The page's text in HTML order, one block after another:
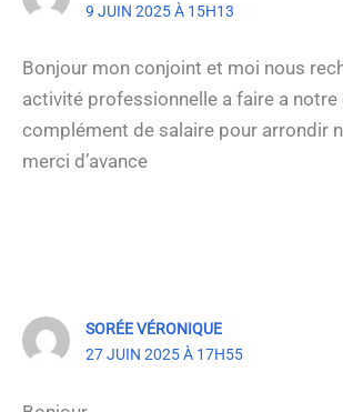
9 JUIN 2025 À 15H13
Bonjour mon conjoint et moi nous
activité professionnelle a faire a
complément de salaire pour arrondir
merci d’avance
SORÉE VÉRONIQUE
27 JUIN 2025 À 17H55